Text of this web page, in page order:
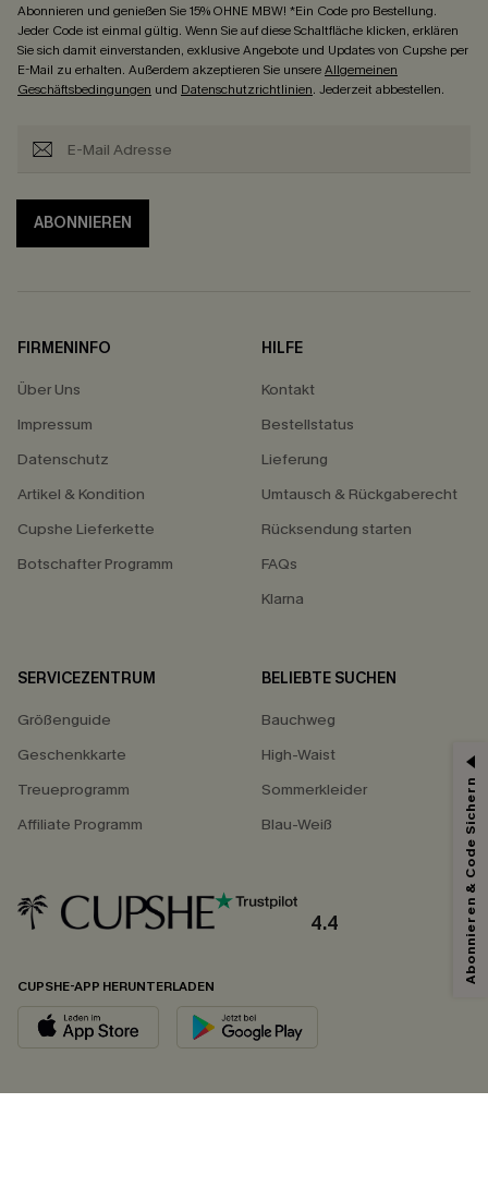
Abonnieren und genießen Sie 15% OHNE MBW! *Ein Code pro Bestellung.
Jeder Code ist einmal gültig. Wenn Sie auf diese Schaltfläche klicken, erklären
Sie sich damit einverstanden, exklusive Angebote und Updates von Cupshe per
E-Mail zu erhalten. Außerdem akzeptieren Sie unsereAllgemeinen
Geschäftsbedingungen und Datenschutzrichtlinien. Jederzeit abbestellen.
ABONNIEREN
FIRMENINFO
Über Uns
Impressum
Datenschutz
Artikel & Kondition
Cupshe Lieferkette
Botschafter Programm
HILFE
Kontakt
Bestellstatus
Lieferung
Umtausch & Rückgaberecht
Rücksendung starten
FAQs
Klarna
SERVICEZENTRUM
Größenguide
Geschenkkarte
Treueprogramm
Affiliate Programm
BELIEBTE SUCHEN
Bauchweg
High-Waist
Sommerkleider
Blau-Weiß
4.4
CUPSHE-APP HERUNTERLADEN
Abonnieren & Code Sichern